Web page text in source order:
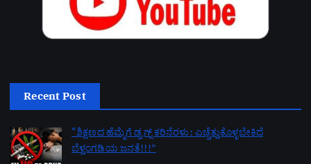
Recent Post
“ಶಿಕ್ಷಣದ ಹೆಮ್ಮೆಗೆ ಡ್ರಗ್ಸ್ ಕರಿನೆರಳು: ಎಚ್ಚೆತ್ತುಕೊಳ್ಳಬೇಕಿದೆ
ಬೆಳ್ತಂಗಡಿಯ ಜನತೆ!!!”